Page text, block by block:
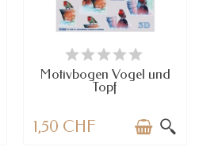
VERFÜGBAR
Motivbogen Vogel und
Topf
1,50 CHF